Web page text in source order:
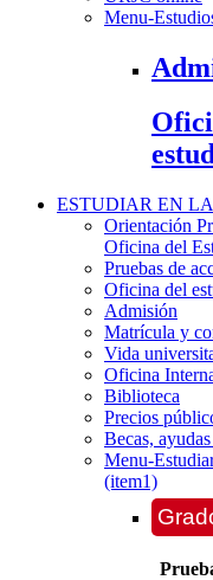
Menu-
ESTUDIAR EN
Orientación
Oficina del
Pruebas de
Oficina del
Admisión
Matrícula y
Vida
Oficina
Biblioteca
Precios
Becas,
Menu-
(item1)